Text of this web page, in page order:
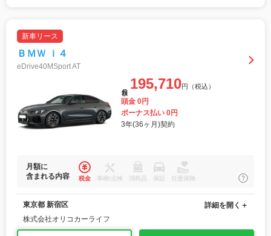
新車リース
ＢＭＷ ｉ４
eDrive40MSport AT
195,710円（税込）
頭金 0円
ボーナス払い 0円
3年(36ヶ月)契約
月額に
含まれる内容
税金 車検/点検 消耗品 保証 任意保険
東京都 新宿区
株式会社オリコカーライフ
詳細を開く＋